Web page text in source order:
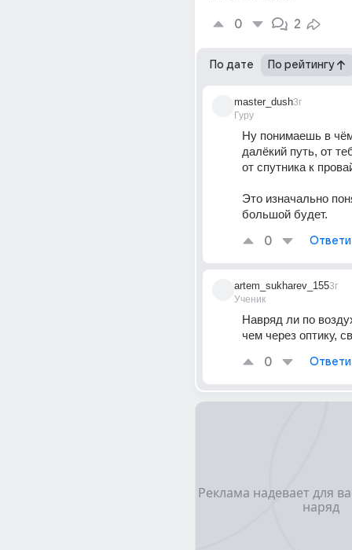
0 2
По дате По рейтингу
master_dush
Гуру
3г
Ну понимаешь в
далёкий путь, от
от спутника к
Это изначально
большой будет.
0
artem_sukharev_155
Ученик
3г
Навряд ли по
чем через оптику,
0